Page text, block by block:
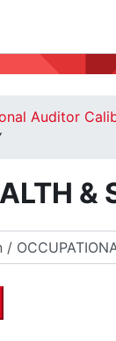
Auditor
&
predmete